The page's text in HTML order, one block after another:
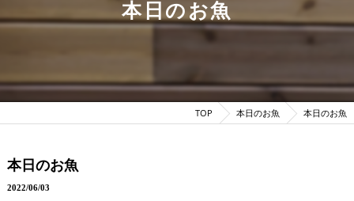
本日のお魚
TOP 本日のお魚 本日のお魚
本日のお魚
2022/06/03